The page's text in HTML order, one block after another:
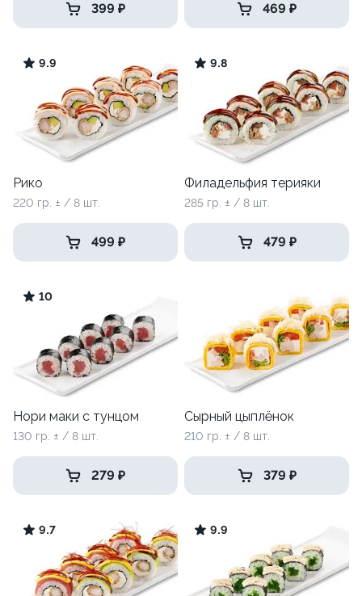
399 ₽ 469 ₽
9.9
Рико
220 гр. ± / 8 шт.
499 ₽
9.8
Филадельфия терияки
285 гр. ± / 8 шт.
479 ₽
10
Нори маки с тунцом
130 гр. ± / 8 шт.
279 ₽
Сырный цыплёнок
210 гр. ± / 8 шт.
379 ₽
9.7 9.9